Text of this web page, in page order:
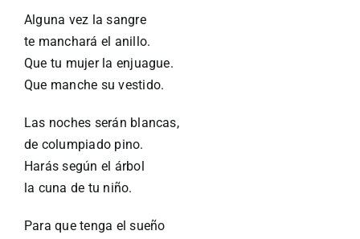
Alguna vez la sangre
te manchará el anillo.
Que tu mujer la enjuague.
Que manche su vestido.
Las noches serán blancas,
de columpiado pino.
Harás según el árbol
la cuna de tu niño.
Para que tenga el sueño